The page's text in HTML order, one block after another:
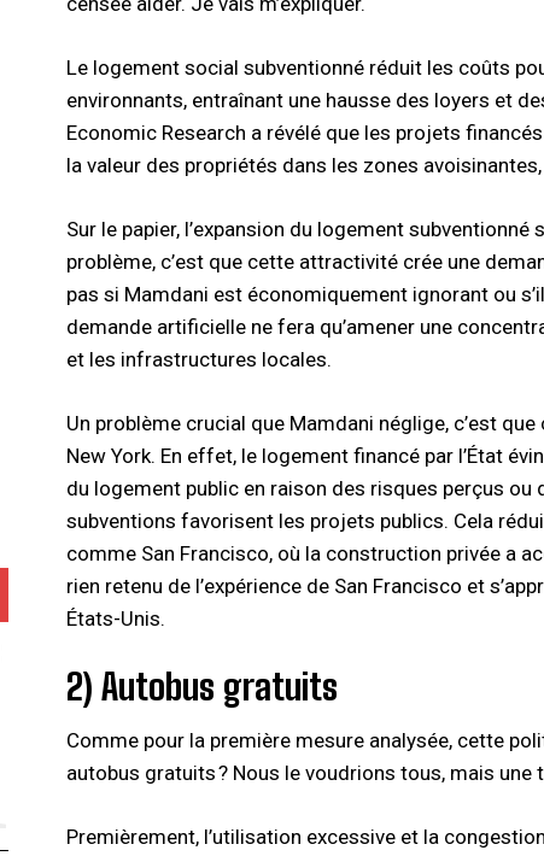
Le logement social subventionné réduit les coûts
environnants, entraînant une hausse des loyers et
Economic Research a révélé que les projets
la valeur des propriétés dans les zones
Sur le papier, l’expansion du logement
problème, c’est que cette attractivité crée une
pas si Mamdani est économiquement ignorant ou
demande artificielle ne fera qu’amener une
et les infrastructures locales.
Un problème crucial que Mamdani néglige, c’est
New York. En effet, le logement financé par l’État
du logement public en raison des risques perçus
subventions favorisent les projets publics. Cela
comme San Francisco, où la construction privée a
rien retenu de l’expérience de San Francisco et
États-Unis.
2) Autobus gratuits
Comme pour la première mesure analysée, cette
autobus gratuits ? Nous le voudrions tous, mais
Premièrement, l’utilisation excessive et la